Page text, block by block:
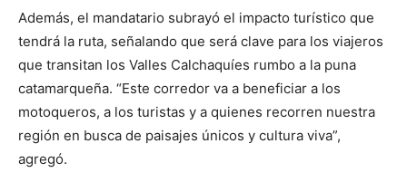
Además, el mandatario subrayó el impacto turístico que
tendrá la ruta, señalando que será clave para los viajeros
que transitan los Valles Calchaquíes rumbo a la puna
catamarqueña. “Este corredor va a beneficiar a los
motoqueros, a los turistas y a quienes recorren nuestra
región en busca de paisajes únicos y cultura viva”,
agregó.